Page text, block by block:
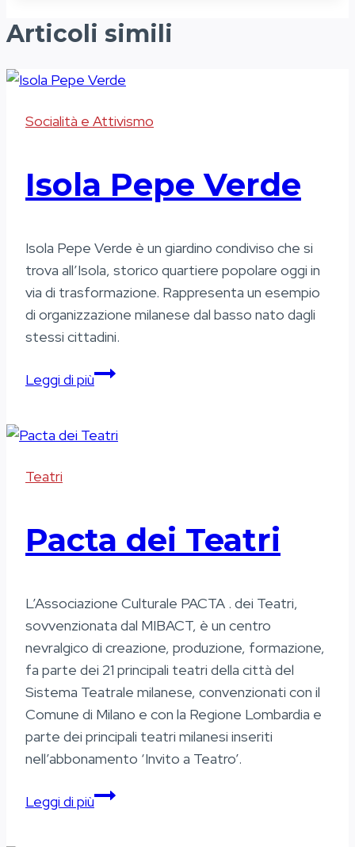
Articoli simili
Socialità e Attivismo
Isola Pepe Verde
Isola Pepe Verde è un giardino condiviso che si
trova all’Isola, storico quartiere popolare oggi in
via di trasformazione. Rappresenta un esempio
di organizzazione milanese dal basso nato dagli
stessi cittadini.
Leggi di piùIsola
Teatri
Pacta dei Teatri
L’Associazione Culturale PACTA . dei Teatri,
sovvenzionata dal MIBACT, è un centro
nevralgico di creazione, produzione, formazione,
fa parte dei 21 principali teatri della città del
Sistema Teatrale milanese, convenzionati con il
Comune di Milano e con la Regione Lombardia e
parte dei principali teatri milanesi inseriti
nell’abbonamento ‘Invito a Teatro’.
Leggi di piùPacta